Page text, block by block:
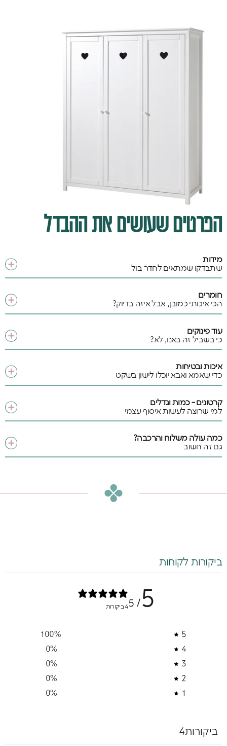
הפרטים שעושים את ההבדל
מידות
שתבדקו שמתאים לחדר בול
חומרים
הכי איכותי כמובן, אבל איזה בדיוק?
עוד פינוקים
כי בשביל זה באנו, לא?
איכות ובטיחות
כדי שאמא ואבא יוכלו לישון בשקט
קרטונים - כמות וגדלים
למי שרוצה לעשות איסוף עצמי
כמה עולה משלוח והרכבה?
גם זה חשוב
ביקורות לקוחות
5
/ 5 4 ביקורות
5
100%
4
0%
3
0%
2
0%
1
0%
ביקורות4